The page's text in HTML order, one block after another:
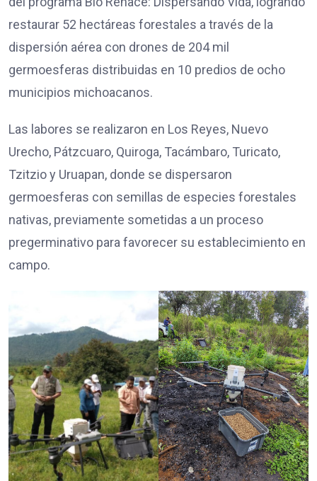
restaurar 52 hectáreas forestales a través de la
dispersión aérea con drones de 204 mil
germoesferas distribuidas en 10 predios de ocho
municipios michoacanos.
Las labores se realizaron en Los Reyes, Nuevo
Urecho, Pátzcuaro, Quiroga, Tacámbaro, Turicato,
Tzitzio y Uruapan, donde se dispersaron
germoesferas con semillas de especies forestales
nativas, previamente sometidas a un proceso
pregerminativo para favorecer su establecimiento en
campo.